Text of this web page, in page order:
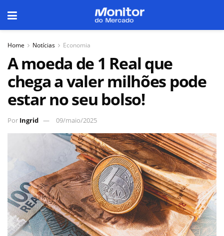
Home Notícias Economia
A moeda de 1 Real que
chega a valer milhões pode
estar no seu bolso!
Por Ingrid 09/maio/2025